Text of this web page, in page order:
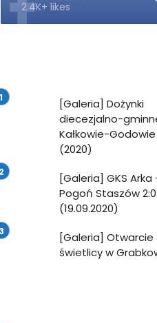
2.4K+ likes
[Galeria] Dożynki
diecezjalno-
Kałkowie-Godowie
(2020)
[Galeria] GKS Arka
Pogoń Staszów 2:0
(19.09.2020)
[Galeria] Otwarcie
świetlicy w